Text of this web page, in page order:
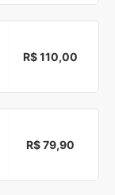
R$ 110,00
R$ 79,90